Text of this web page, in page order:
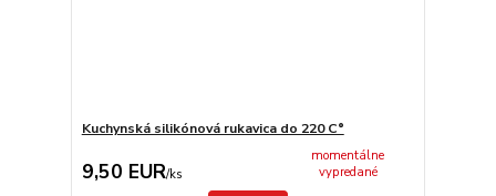
Kuchynská silikónová rukavica do 220 C°
9,50 EUR/ks
momentálne
vypredané